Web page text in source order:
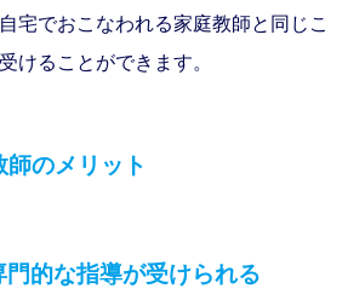
宅でおこなわれる家庭教師と同じこ
けることができます。
のメリット
的な指導が受けられる